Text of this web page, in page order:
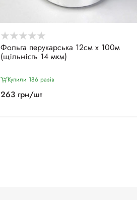
Фольга перукарська 12см х 100м
(щільність 14 мкм)
Купили 186 разiв
263 грн/шт